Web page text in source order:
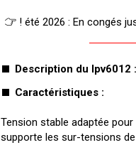
! été 2026 : En congés
Description du lpv6012 :
Caractéristiques :
Tension stable adaptée pour
supporte les sur-tensions